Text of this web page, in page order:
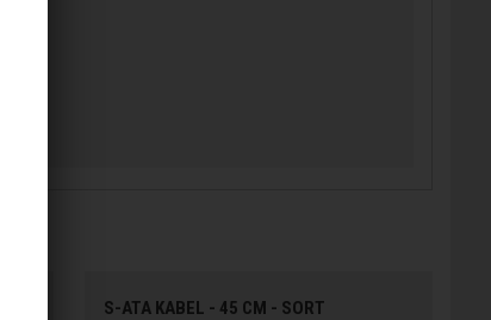
S-ATA KABEL - 45 CM - SORT